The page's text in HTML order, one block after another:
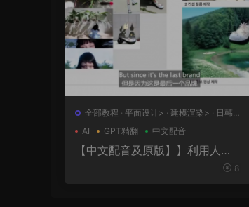
全部教程 · 平面设计> · 建模渲染> · 日韩
AI GPT精翻 中文配音
【中文配音及原版】】利用人工
智能和3D技术的混合BX流程和品
8